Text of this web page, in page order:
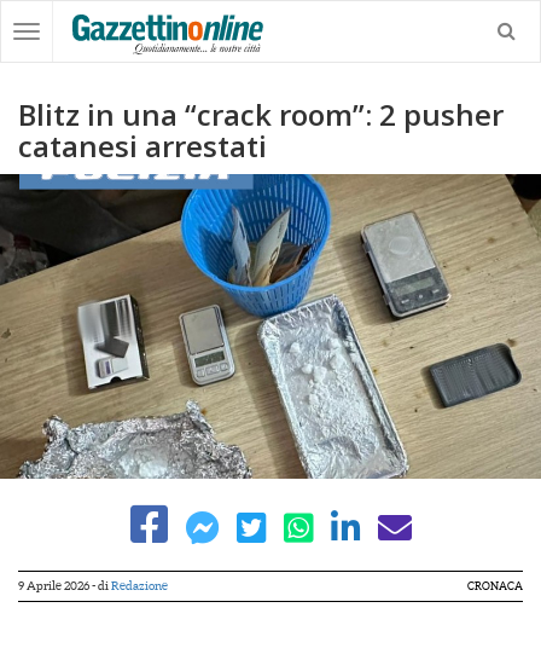
Blitz in una “crack room”: 2 pusher
catanesi arrestati
9 Aprile 2026- di Redazione CRONACA